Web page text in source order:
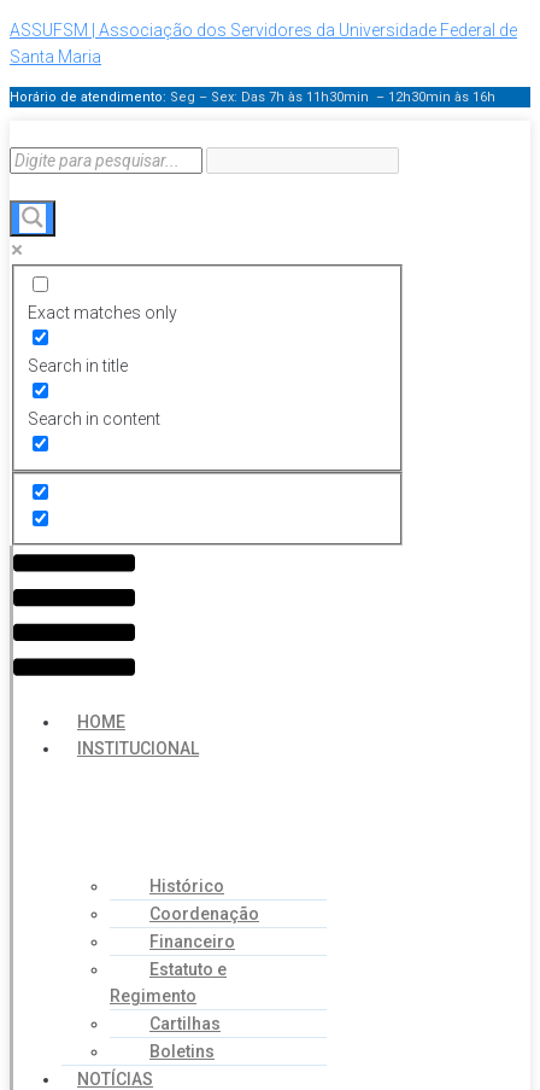
ASSUFSM | Associação dos Servidores da Universidade Federal de
Santa Maria
Horário de atendimento: Seg – Sex: Das 7h às 11h30min – 12h30min às 16h
Exact matches only
Search in title
Search in content
Menu
HOME
INSTITUCIONAL
Histórico
Coordenação
Financeiro
Estatuto e
Regimento
Cartilhas
Boletins
NOTÍCIAS